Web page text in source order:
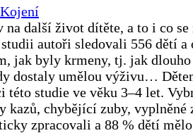
Kojení
další život dítěte, a to i co se
autoři sledovali 556 dětí a
jak byly krmeny, tj. jak
dostaly umělou výživu…
této studie ve věku 3–4 let.
kazů, chybějící zuby, vyplněné
zpracovali a 88 % dětí